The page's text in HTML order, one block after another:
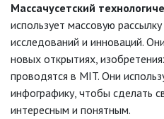
Массачусетский
использует массовую
исследований и инноваций.
новых открытиях,
проводятся в MIT. Они
инфографику, чтобы сделать
интересным и понятным.